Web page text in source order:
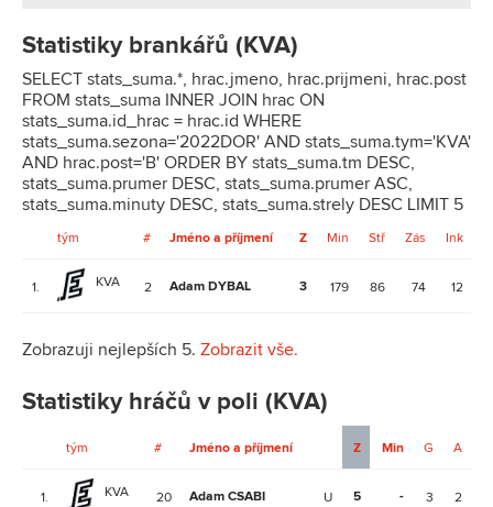
Statistiky brankářů (KVA)
SELECT stats_suma.*, hrac.jmeno, hrac.prijmeni, hrac.post
FROM stats_suma INNER JOIN hrac ON
stats_suma.id_hrac = hrac.id WHERE
stats_suma.sezona='2022DOR' AND stats_suma.tym='KVA'
AND hrac.post='B' ORDER BY stats_suma.tm DESC,
stats_suma.prumer DESC, stats_suma.prumer ASC,
stats_suma.minuty DESC, stats_suma.strely DESC LIMIT 5
tým # Jméno a příjmení Z Min Stř Zás Ink
1. KVA 2 Adam DYBAL 3 179 86 74 12
Zobrazuji nejlepších 5. Zobrazit vše.
Statistiky hráčů v poli (KVA)
tým # Jméno a příjmení Z Min G A
1. KVA 20 Adam CSABI U 5 - 3 2